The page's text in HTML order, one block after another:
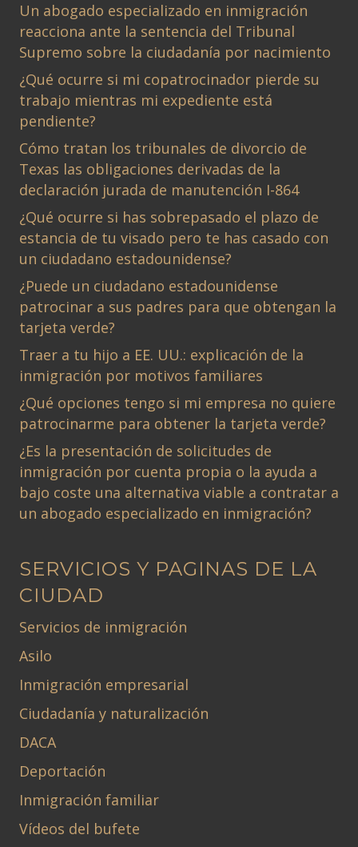
Un abogado especializado en inmigración
reacciona ante la sentencia del Tribunal
Supremo sobre la ciudadanía por nacimiento
¿Qué ocurre si mi copatrocinador pierde su
trabajo mientras mi expediente está
pendiente?
Cómo tratan los tribunales de divorcio de
Texas las obligaciones derivadas de la
declaración jurada de manutención I-864
¿Qué ocurre si has sobrepasado el plazo de
estancia de tu visado pero te has casado con
un ciudadano estadounidense?
¿Puede un ciudadano estadounidense
patrocinar a sus padres para que obtengan la
tarjeta verde?
Traer a tu hijo a EE. UU.: explicación de la
inmigración por motivos familiares
¿Qué opciones tengo si mi empresa no quiere
patrocinarme para obtener la tarjeta verde?
¿Es la presentación de solicitudes de
inmigración por cuenta propia o la ayuda a
bajo coste una alternativa viable a contratar a
un abogado especializado en inmigración?
SERVICIOS Y PAGINAS DE LA
CIUDAD
Servicios de inmigración
Asilo
Inmigración empresarial
Ciudadanía y naturalización
DACA
Deportación
Inmigración familiar
Vídeos del bufete